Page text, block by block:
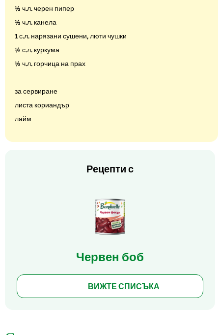
½ ч.л. черен пипер
½ ч.л. канела
1 с.л. нарязани сушени, люти чушки
½ с.л. куркума
½ ч.л. горчица на прах
за сервиране
листа кориандър
лайм
Рецепти с
Червен боб
ВИЖТЕ СПИСЪКА